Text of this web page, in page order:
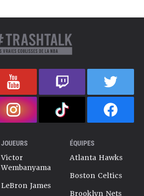
JOUEURS
Victor
Wembanyama
LeBron James
ÉQUIPES
Atlanta Hawks
Boston Celtics
Brooklyn Nets